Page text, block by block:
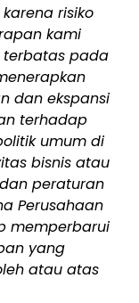
risiko
kami
terbatas pada
dan ekspansi
terhadap
umum di
bisnis atau
peraturan
Perusahaan
memperbarui
yang
atau atas